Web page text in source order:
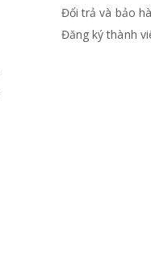
Đổi trả và bảo
Đăng ký thành